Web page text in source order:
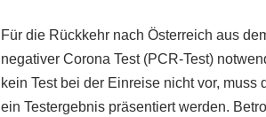
Für die Rückkehr nach Österreich aus
negativer Corona Test (PCR-Test)
kein Test bei der Einreise nicht vor,
ein Testergebnis präsentiert werden.